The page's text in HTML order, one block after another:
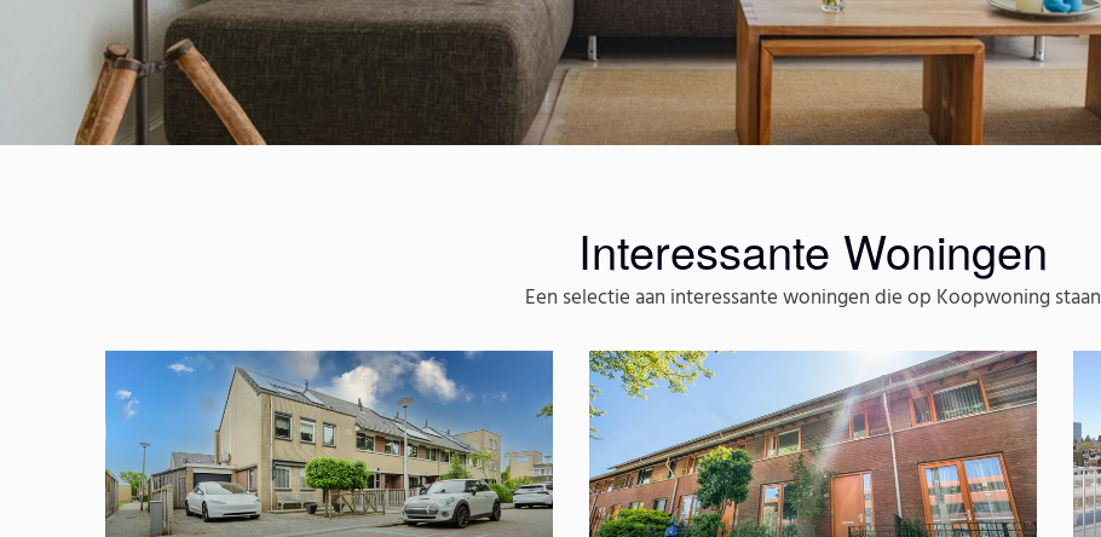
Interessante Woningen
Een selectie aan interessante woningen die op Koopwoning staan